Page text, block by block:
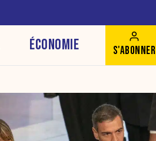
ÉCONOMIE S'ABONNER